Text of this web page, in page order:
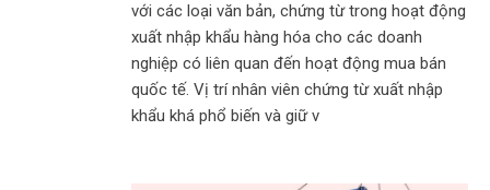
với các loại văn bản, chứng từ trong hoạt động
xuất nhập khẩu hàng hóa cho các doanh
nghiệp có liên quan đến hoạt động mua bán
quốc tế. Vị trí nhân viên chứng từ xuất nhập
khẩu khá phổ biến và giữ v